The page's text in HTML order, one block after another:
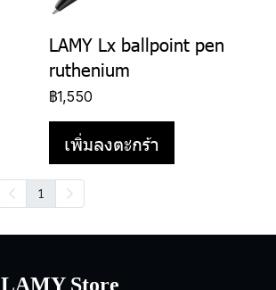
LAMY Lx ballpoint pen
ruthenium
฿1,550
เพิ่มลงตะกร้า
1
LAMY Store